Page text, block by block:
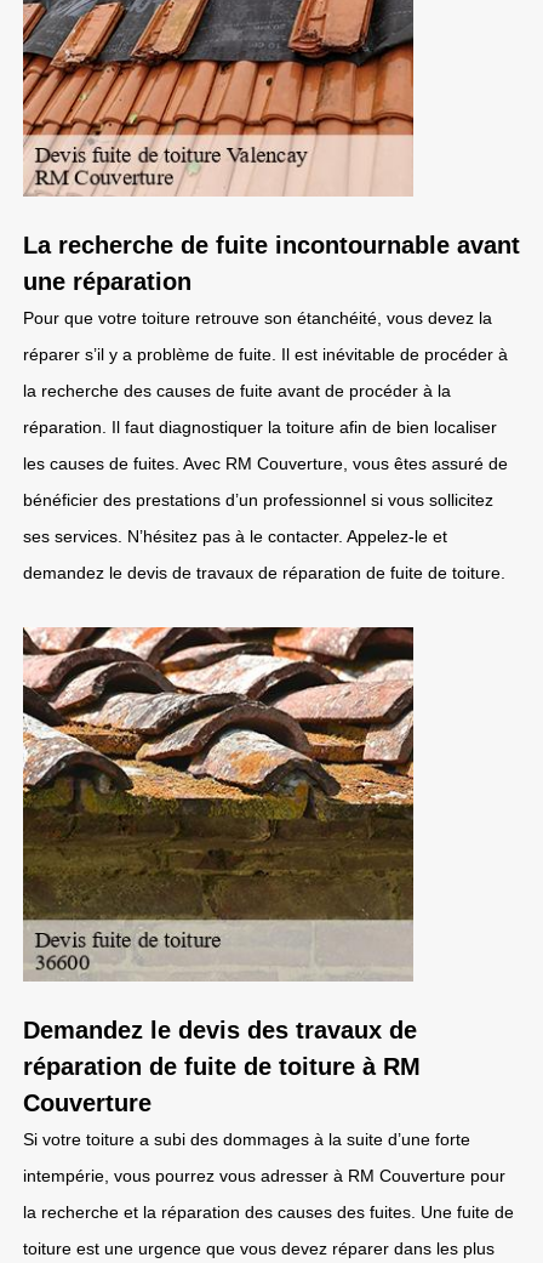
La recherche de fuite incontournable avant
une réparation
Pour que votre toiture retrouve son étanchéité, vous devez la
réparer s’il y a problème de fuite. Il est inévitable de procéder à
la recherche des causes de fuite avant de procéder à la
réparation. Il faut diagnostiquer la toiture afin de bien localiser
les causes de fuites. Avec RM Couverture, vous êtes assuré de
bénéficier des prestations d’un professionnel si vous sollicitez
ses services. N’hésitez pas à le contacter. Appelez-le et
demandez le devis de travaux de réparation de fuite de toiture.
Demandez le devis des travaux de
réparation de fuite de toiture à RM
Couverture
Si votre toiture a subi des dommages à la suite d’une forte
intempérie, vous pourrez vous adresser à RM Couverture pour
la recherche et la réparation des causes des fuites. Une fuite de
toiture est une urgence que vous devez réparer dans les plus